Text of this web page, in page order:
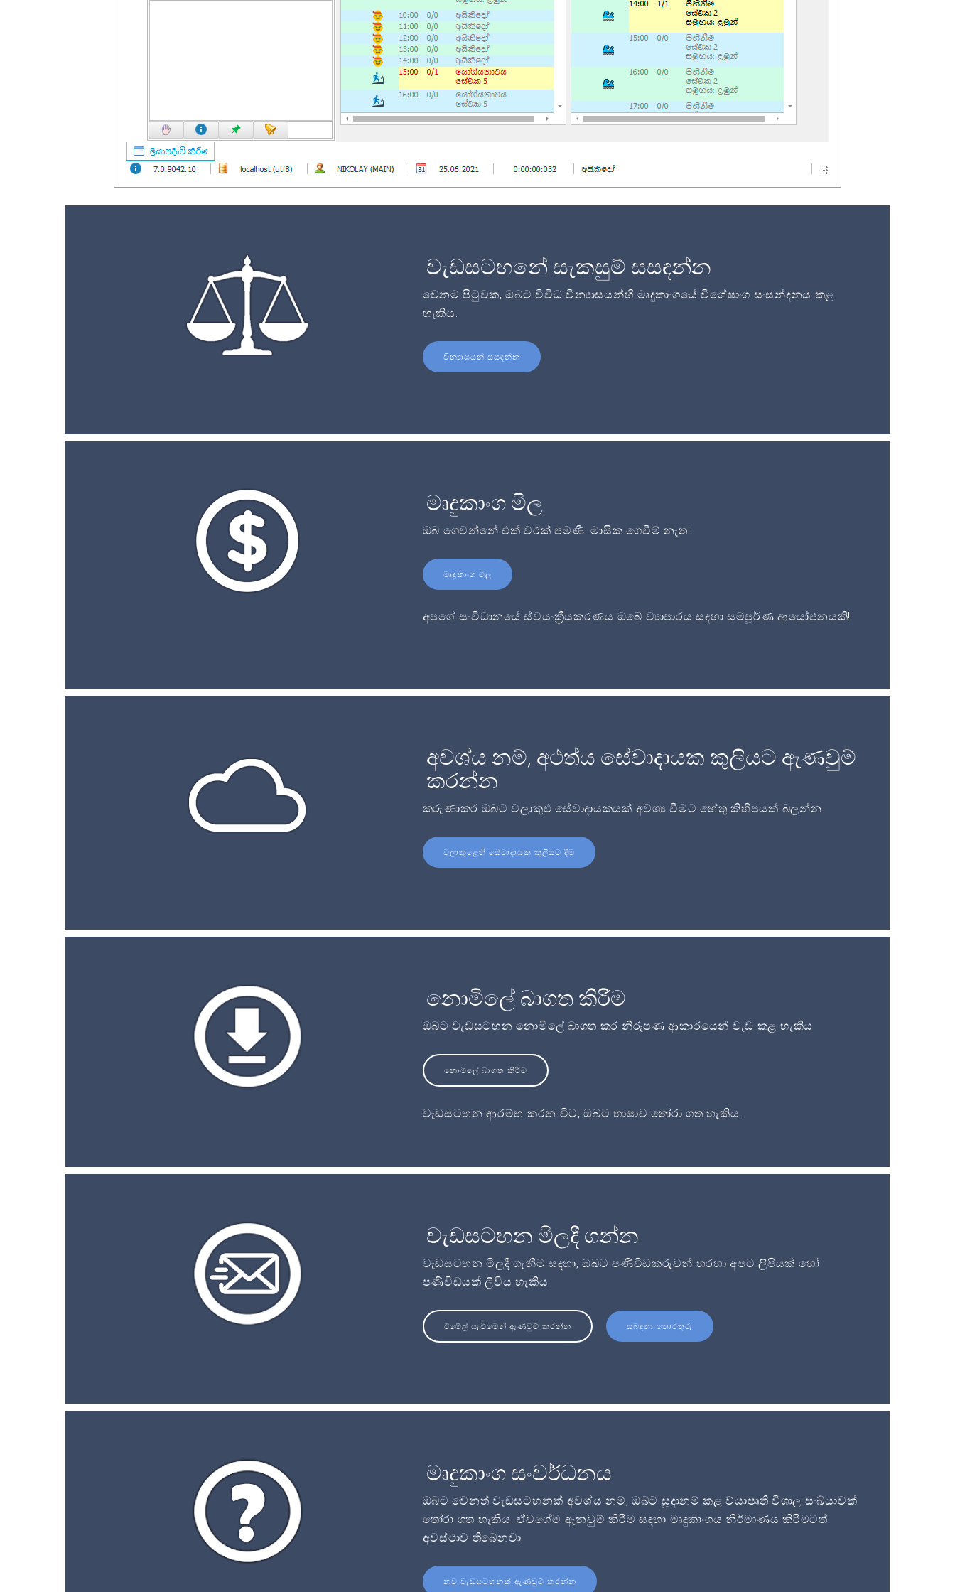
වැඩසටහනේ සැකසුම් සසඳන්න
වෙනම පිටුවක, ඔබට විවිධ වින්‍යාසයන්හි මෘදුකාංගයේ විශේෂාංග සංසන්දනය කළ
හැකිය.
වින්‍යාසයන් සසඳන්න
මෘදුකාංග මිල
ඔබ ගෙවන්නේ එක් වරක් පමණි. මාසික ගෙවීම් නැත!
මෘදුකාංග මිල
අපගේ සංවිධානයේ ස්වයංක්‍රීයකරණය ඔබේ ව්‍යාපාරය සඳහා සම්පූර්ණ ආයෝජනයකි!
අවශ්ය නම්, අථත්ය සේවාදායක කුලියට ඇණවුම්
කරන්න
කරුණාකර ඔබට වලාකුළු සේවාදායකයක් අවශ්‍ය වීමට හේතු කිහිපයක් බලන්න.
වලාකුළෙහි සේවාදායක කුලියට දීම
නොමිලේ බාගත කිරීම
ඔබට වැඩසටහන නොමිලේ බාගත කර නිරූපණ ආකාරයෙන් වැඩ කළ හැකිය
නොමිලේ බාගත කිරීම
වැඩසටහන ආරම්භ කරන විට, ඔබට භාෂාව තෝරා ගත හැකිය.
වැඩසටහන මිලදී ගන්න
වැඩසටහන මිලදී ගැනීම සඳහා, ඔබට පණිවිඩකරුවන් හරහා අපට ලිපියක් හෝ
පණිවිඩයක් ලිවිය හැකිය
ඊමේල් යැවීමෙන් ඇණවුම් කරන්න සබඳතා තොරතුරු
මෘදුකාංග සංවර්ධනය
ඔබට වෙනත් වැඩසටහනක් අවශ්ය නම්, ඔබට සූදානම් කළ ව්යාපෘති විශාල සංඛ්යාවක්
තෝරා ගත හැකිය. ඒවගේම ඇනවුම් කිරීම සඳහා මෘදුකාංගය නිර්මාණය කිරීමටත්
අවස්ථාව තිබෙනවා.
නව වැඩසටහනක් ඇණවුම් කරන්න